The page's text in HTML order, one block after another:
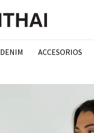
DENIM ACCESORIOS